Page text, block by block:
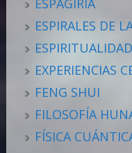
ESPAGIRIA
ESPIRALES DE
ESPIRITUALIDAD
EXPERIENCIAS
FENG SHUI
FILOSOFÍA
FÍSICA